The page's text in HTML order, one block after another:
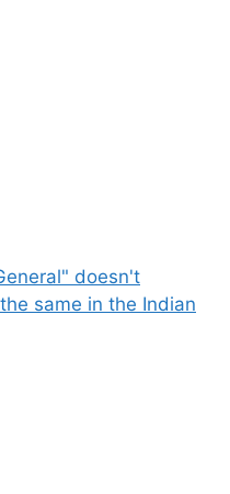
doesn't
same in the Indian